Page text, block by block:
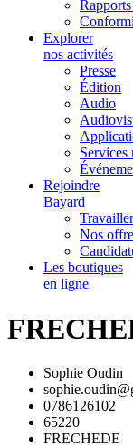
Explorer
nos activités
Presse
Édition
Audio
Services
Rejoindre
Bayard
Nos
Les boutiques
en ligne
Sophie Oudin
0786126102
65220
FRECHEDE